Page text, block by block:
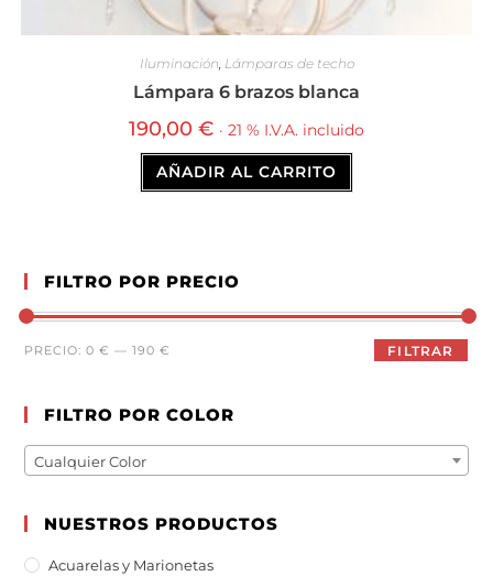
Iluminación, Lámparas de techo
Lámpara 6 brazos blanca
190,00 € · 21 % I.V.A. incluido
AÑADIR AL CARRITO
FILTRO POR PRECIO
FILTRAR
PRECIO:0 € —190 €
FILTRO POR COLOR
Cualquier Color
NUESTROS PRODUCTOS
Acuarelas y Marionetas